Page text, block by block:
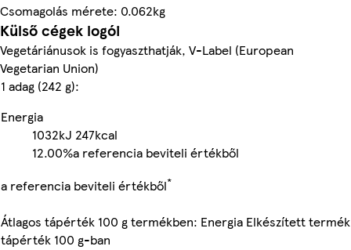
Csomagolás mérete: 0.062kg
Külső cégek logói
Vegetáriánusok is fogyaszthatják, V-Label (European
Vegetarian Union)
1 adag (242 g):
Energia
1032kJ 247kcal
12.00%a referencia beviteli értékből
a referencia beviteli értékből*
Átlagos tápérték 100 g termékben: Energia Elkészített termék
tápérték 100 g-ban